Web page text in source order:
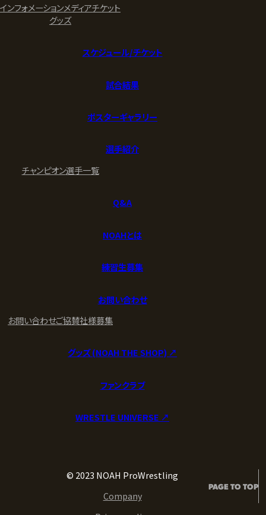
インフォメーションメディアチケット
グッズ
スケジュール/チケット
試合結果
ポスターギャラリー
選手紹介
チャンピオン選手一覧
Q&A
NOAHとは
練習生募集
お問い合わせ
お問い合わせご協賛社様募集
グッズ (NOAH THE SHOP) ↗︎
ファンクラブ
WRESTLE UNIVERSE ↗︎
© 2023 NOAH ProWrestling
Company
PAGE TO TOP